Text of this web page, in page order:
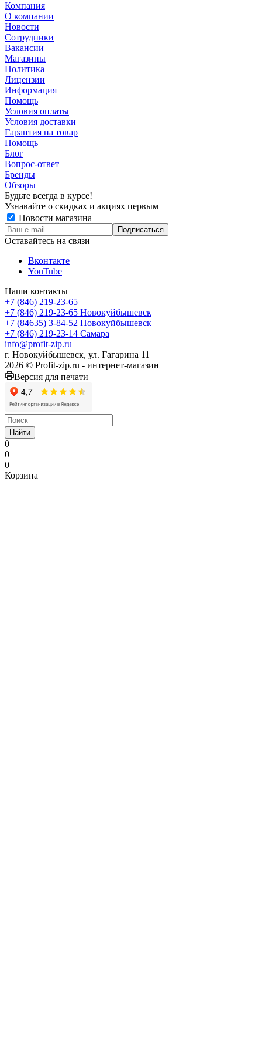
Компания
О компании
Новости
Сотрудники
Вакансии
Магазины
Политика
Лицензии
Информация
Помощь
Условия оплаты
Условия доставки
Гарантия на товар
Помощь
Блог
Вопрос-ответ
Бренды
Обзоры
Будьте всегда в курсе!
Узнавайте о скидках и акциях первым
Новости магазина
Оставайтесь на связи
Вконтакте
YouTube
Наши контакты
+7 (846) 219-23-65
+7 (846) 219-23-65 Новокуйбышевск
+7 (84635) 3-84-52 Новокуйбышевск
+7 (846) 219-23-14 Самара
info@profit-zip.ru
г. Новокуйбышевск, ул. Гагарина 11
2026 © Profit-zip.ru - интернет-магазин
Версия для печати
Найти
0
0
0
Корзина